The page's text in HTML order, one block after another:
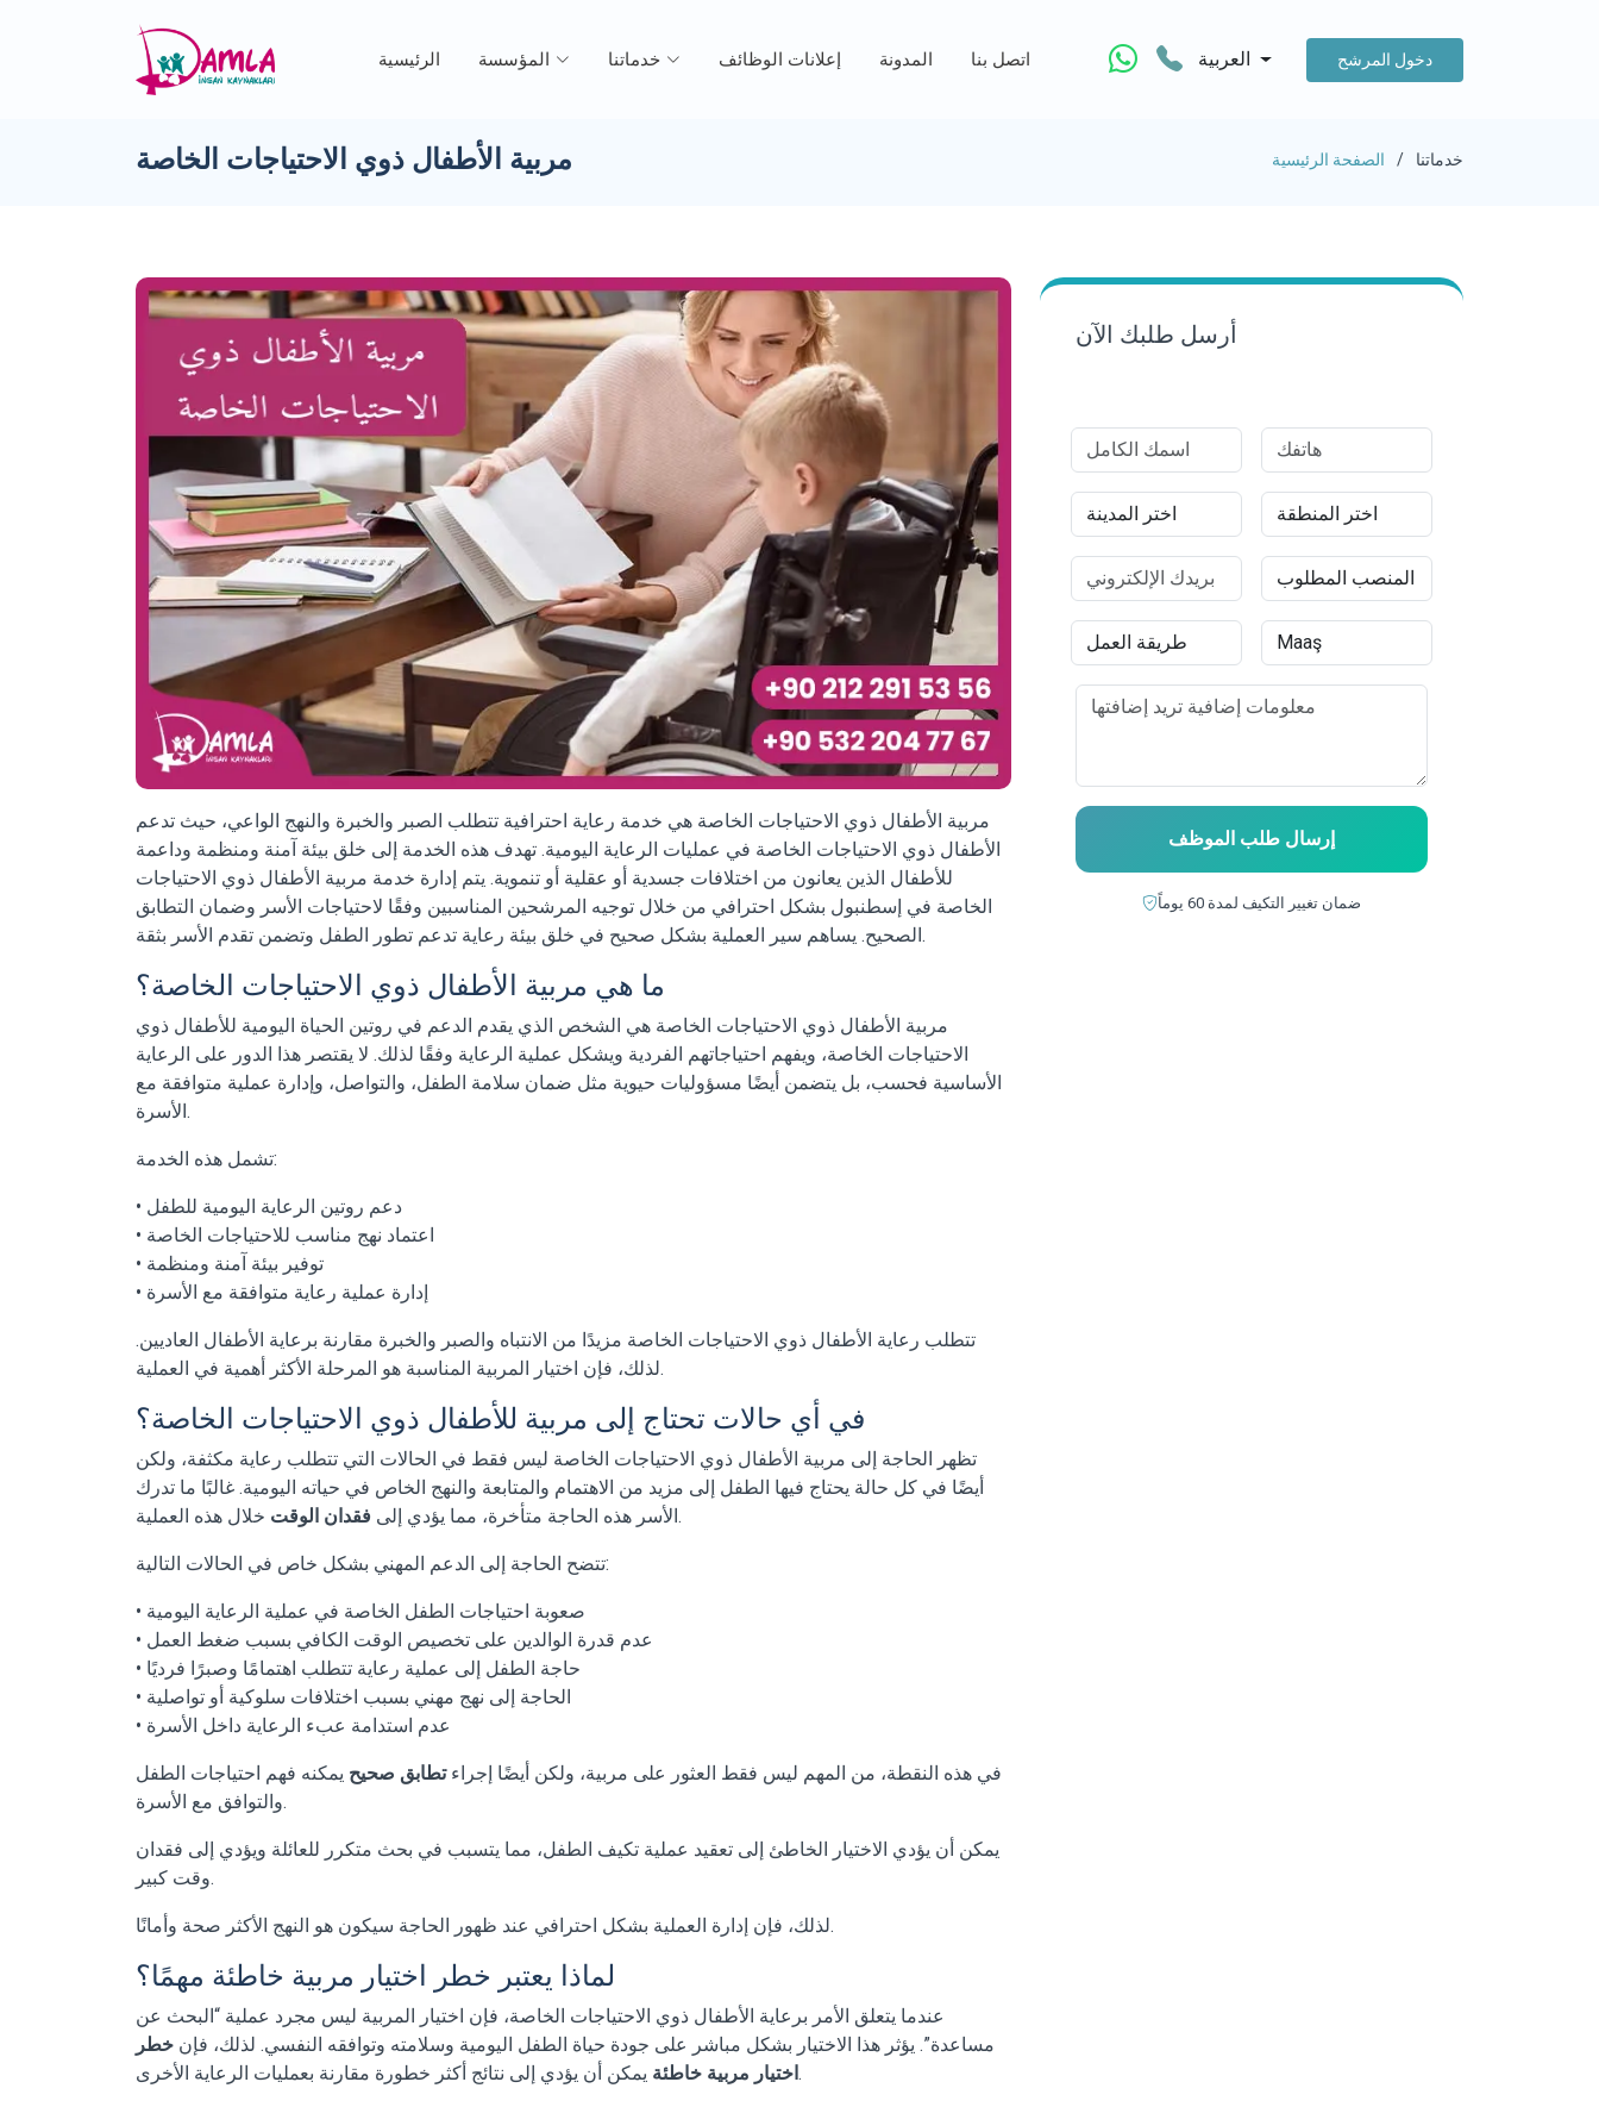
الرئيسية المؤسسة خدماتنا إعلانات الوظائف المدونة اتصل بنا العربية دخول المرشح
مربية الأطفال ذوي الاحتياجات الخاصة الصفحة الرئيسية خدماتنا
مربية الأطفال ذوي الاحتياجات الخاصة هي خدمة رعاية احترافية تتطلب الصبر والخبرة والنهج الواعي، حيث تدعم
الأطفال ذوي الاحتياجات الخاصة في عمليات الرعاية اليومية. تهدف هذه الخدمة إلى خلق بيئة آمنة ومنظمة وداعمة
للأطفال الذين يعانون من اختلافات جسدية أو عقلية أو تنموية. يتم إدارة خدمة مربية الأطفال ذوي الاحتياجات
الخاصة في إسطنبول بشكل احترافي من خلال توجيه المرشحين المناسبين وفقًا لاحتياجات الأسر وضمان التطابق
الصحيح. يساهم سير العملية بشكل صحيح في خلق بيئة رعاية تدعم تطور الطفل وتضمن تقدم الأسر بثقة.
ما هي مربية الأطفال ذوي الاحتياجات الخاصة؟
مربية الأطفال ذوي الاحتياجات الخاصة هي الشخص الذي يقدم الدعم في روتين الحياة اليومية للأطفال ذوي
الاحتياجات الخاصة، ويفهم احتياجاتهم الفردية ويشكل عملية الرعاية وفقًا لذلك. لا يقتصر هذا الدور على الرعاية
الأساسية فحسب، بل يتضمن أيضًا مسؤوليات حيوية مثل ضمان سلامة الطفل، والتواصل، وإدارة عملية متوافقة مع
الأسرة.
تشمل هذه الخدمة:
• دعم روتين الرعاية اليومية للطفل
• اعتماد نهج مناسب للاحتياجات الخاصة
• توفير بيئة آمنة ومنظمة
• إدارة عملية رعاية متوافقة مع الأسرة
تتطلب رعاية الأطفال ذوي الاحتياجات الخاصة مزيدًا من الانتباه والصبر والخبرة مقارنة برعاية الأطفال العاديين.
لذلك، فإن اختيار المربية المناسبة هو المرحلة الأكثر أهمية في العملية.
في أي حالات تحتاج إلى مربية للأطفال ذوي الاحتياجات الخاصة؟
تظهر الحاجة إلى مربية الأطفال ذوي الاحتياجات الخاصة ليس فقط في الحالات التي تتطلب رعاية مكثفة، ولكن
أيضًا في كل حالة يحتاج فيها الطفل إلى مزيد من الاهتمام والمتابعة والنهج الخاص في حياته اليومية. غالبًا ما تدرك
الأسر هذه الحاجة متأخرة، مما يؤدي إلى فقدان الوقت خلال هذه العملية.
تتضح الحاجة إلى الدعم المهني بشكل خاص في الحالات التالية:
• صعوبة احتياجات الطفل الخاصة في عملية الرعاية اليومية
• عدم قدرة الوالدين على تخصيص الوقت الكافي بسبب ضغط العمل
• حاجة الطفل إلى عملية رعاية تتطلب اهتمامًا وصبرًا فرديًا
• الحاجة إلى نهج مهني بسبب اختلافات سلوكية أو تواصلية
• عدم استدامة عبء الرعاية داخل الأسرة
في هذه النقطة، من المهم ليس فقط العثور على مربية، ولكن أيضًا إجراءتطابق صحيح يمكنه فهم احتياجات الطفل
والتوافق مع الأسرة.
يمكن أن يؤدي الاختيار الخاطئ إلى تعقيد عملية تكيف الطفل، مما يتسبب في بحث متكرر للعائلة ويؤدي إلى فقدان
وقت كبير.
لذلك، فإن إدارة العملية بشكل احترافي عند ظهور الحاجة سيكون هو النهج الأكثر صحة وأمانًا.
لماذا يعتبر خطر اختيار مربية خاطئة مهمًا؟
عندما يتعلق الأمر برعاية الأطفال ذوي الاحتياجات الخاصة، فإن اختيار المربية ليس مجرد عملية “البحث عن
مساعدة”. يؤثر هذا الاختيار بشكل مباشر على جودة حياة الطفل اليومية وسلامته وتوافقه النفسي. لذلك، فإن خطر
اختيار مربية خاطئةيمكن أن يؤدي إلى نتائج أكثر خطورة مقارنة بعمليات الرعاية الأخرى.
أرسل طلبك الآن
إرسال طلب الموظف
ضمان تغيير التكيف لمدة 60 يوماً